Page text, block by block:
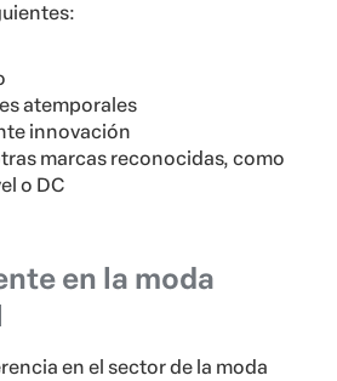
atemporales
innovación
marcas reconocidas, como
o DC
en la moda
en el sector de la moda